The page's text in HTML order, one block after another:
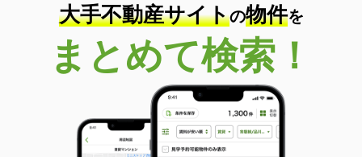
大手不動産サイトの物件を
まとめて検索！